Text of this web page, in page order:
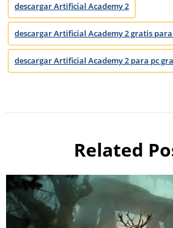
descargar Artificial Academy 2
descargar Artificial Academy 2 gratis
descargar Artificial Academy 2 para pc
Related